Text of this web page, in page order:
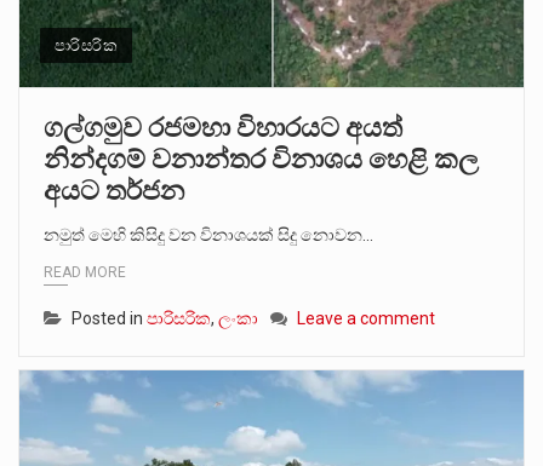
පාරිසරික
ගල්ගමුව රජමහා විහාරයට අයත්
නින්දගම් වනාන්තර විනාශය හෙළි කල
අයට තර්ජන
නමුත් මෙහි කිසිදු වන විනාශයක් සිදු නොවන…
READ MORE
Posted in පාරිසරික, ලංකා Leave a comment